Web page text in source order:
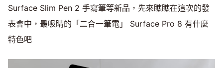
Surface Slim Pen 2 手寫筆等新品，先來瞧瞧在這次的發
表會中，最吸睛的「二合一筆電」 Surface Pro 8 有什麼
特色吧